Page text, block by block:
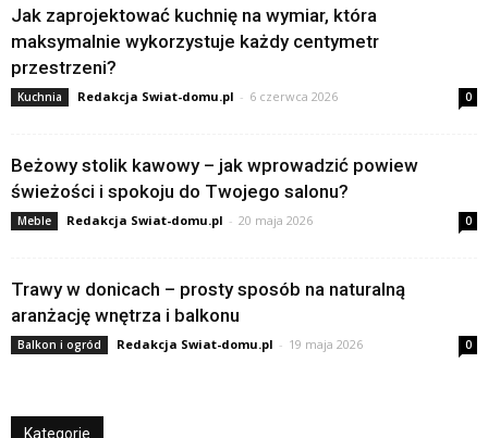
Jak zaprojektować kuchnię na wymiar, która
maksymalnie wykorzystuje każdy centymetr
przestrzeni?
Kuchnia Redakcja Swiat-domu.pl - 6 czerwca 2026 0
Beżowy stolik kawowy – jak wprowadzić powiew
świeżości i spokoju do Twojego salonu?
Meble Redakcja Swiat-domu.pl - 20 maja 2026 0
Trawy w donicach – prosty sposób na naturalną
aranżację wnętrza i balkonu
Balkon i ogród Redakcja Swiat-domu.pl - 19 maja 2026 0
Kategorie